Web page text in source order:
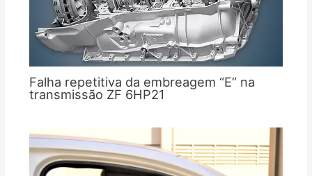
Falha repetitiva da embreagem “E” na
transmissão ZF 6HP21